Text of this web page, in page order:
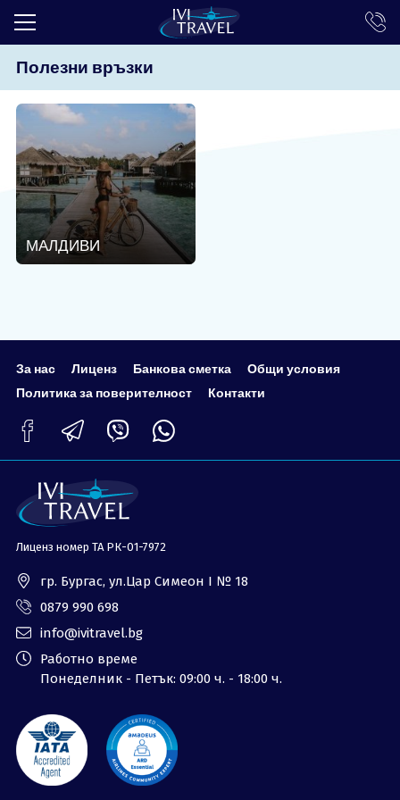
ТОП ОФЕРТИ
ПОЧИВКИ
ЕКСКУРЗИИ
ЕКЗОТИКА
КРУИЗИ
LAST MINUTE
ТРАНСФЕРИ
ОЩЕ
Банкова сметка
Политика за
поверителност
0879 990 698 Запитване
Полезни връзки
МАЛДИВИ
За нас Лиценз Банкова сметка
Общи условия
Политика за поверителност
Контакти
Лиценз номер ТА РК-01-7972
гр. Бургас, ул.Цар Симеон I № 18
0879 990 698
info@ivitravel.bg
Работно време
Понеделник - Петък: 09:00 ч. - 18:00 ч.